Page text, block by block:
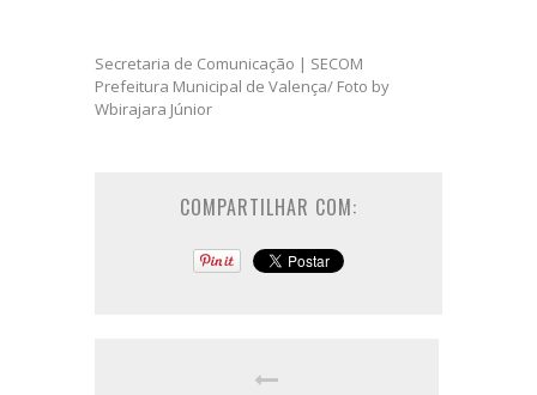
Secretaria de Comunicação | SECOM
Prefeitura Municipal de Valença/ Foto by
Wbirajara Júnior
COMPARTILHAR COM: